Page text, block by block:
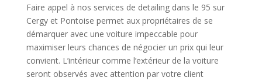
Faire appel à nos services de detailing dans le 95 sur
Cergy et Pontoise permet aux propriétaires de se
démarquer avec une voiture impeccable pour
maximiser leurs chances de négocier un prix qui leur
convient. L’intérieur comme l’extérieur de la voiture
seront observés avec attention par votre client